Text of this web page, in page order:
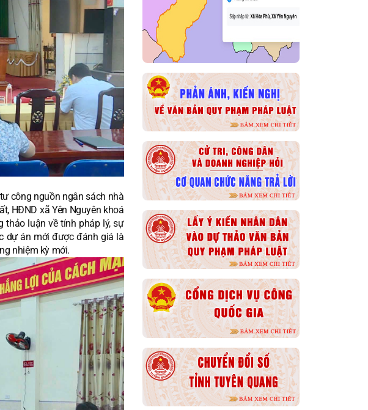
công nguồn ngân sách nhà
HĐND xã Yên Nguyên khoá
thảo luận về tính pháp lý, sự
dự án mới được đánh giá là
nhiệm kỳ mới.